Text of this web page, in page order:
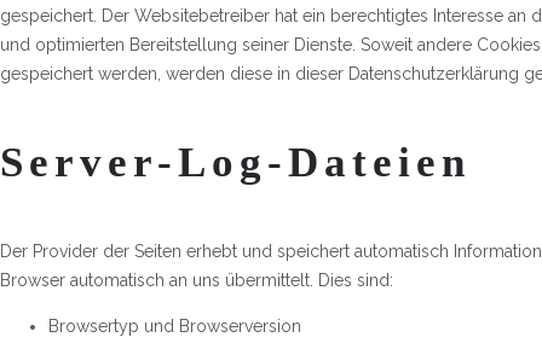
gespeichert. Der Websitebetreiber hat ein berechtigtes Interesse
und optimierten Bereitstellung seiner Dienste. Soweit andere
gespeichert werden, werden diese in dieser Datenschutzerklärung
Server-Log-Dateien
Der Provider der Seiten erhebt und speichert automatisch
Browser automatisch an uns übermittelt. Dies sind:
Browsertyp und Browserversion